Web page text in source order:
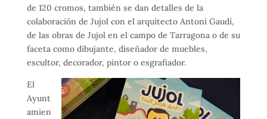
de 120 cromos, también se dan detalles de la
colaboración de Jujol con el arquitecto Antoni Gaudí,
de las obras de Jujol en el campo de Tarragona o de su
faceta como dibujante, diseñador de muebles,
escultor, decorador, pintor o esgrafiador.
El
Ayunt
amien